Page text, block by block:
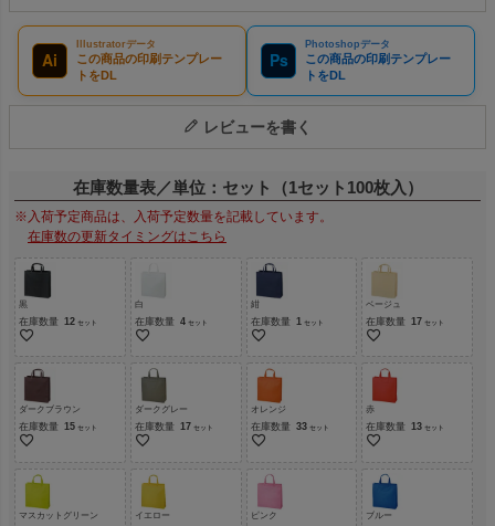
Ai
Illustratorデータ
この商品の印刷テンプレー
トをDL
Ps
Photoshopデータ
この商品の印刷テンプレー
トをDL
レビューを書く
在庫数量表／単位：セット（1セット100枚入）
※入荷予定商品は、入荷予定数量を記載しています。
在庫数の更新タイミングはこちら
黒
在庫数量 12
白
在庫数量 4
紺
在庫数量 1
ベージュ
在庫数量 17
ダークブラウン
在庫数量 15
ダークグレー
在庫数量 17
オレンジ
在庫数量 33
赤
在庫数量 13
マスカットグリーン イエロー ピンク ブルー